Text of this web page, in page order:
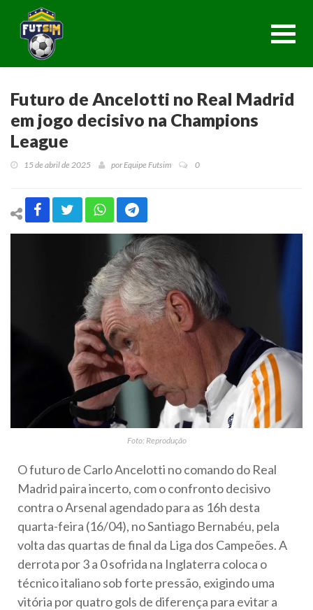
Futuro de Ancelotti no Real Madrid
em jogo decisivo na Champions
League
15 de abril de 2025 por Equipe Futsim 0
Foto: Reprodução
O futuro de Carlo Ancelotti no comando do Real
Madrid paira incerto, com o confronto decisivo
contra o Arsenal agendado para as 16h desta
quarta-feira (16/04), no Santiago Bernabéu, pela
volta das quartas de final da Liga dos Campeões. A
derrota por 3 a 0 sofrida na Inglaterra coloca o
técnico italiano sob forte pressão, exigindo uma
vitória por quatro gols de diferença para evitar a